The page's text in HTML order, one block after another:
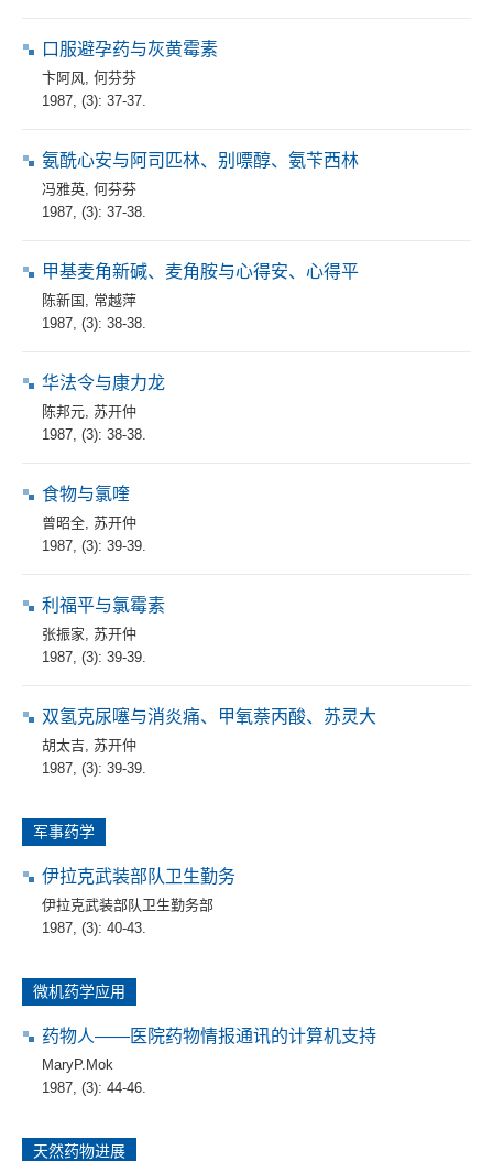
口服避孕药与灰黄霉素
卞阿风
何芬芬
1987, (3): 37-37.
氨酰心安与阿司匹林、别嘌醇、氨苄西林
冯雅英 何芬芬
1987, (3): 37-38.
甲基麦角新碱、麦角胺与心得安、心得平
陈新国
常越萍
1987, (3): 38-38.
华法令与康力龙
陈邦元 苏开仲
1987, (3): 38-38.
食物与氯喹
曾昭全 苏开仲
1987, (3): 39-39.
利福平与氯霉素
张振家 苏开仲
1987, (3): 39-39.
双氢克尿噻与消炎痛、甲氧萘丙酸、苏灵大
胡太吉 苏开仲
1987, (3): 39-39.
军事药学
伊拉克武装部队卫生勤务
伊拉克武装部队卫生勤务部
1987, (3): 40-43.
微机药学应用
药物人——医院药物情报通讯的计算机支持
MaryP.Mok
1987, (3): 44-46.
天然药物进展